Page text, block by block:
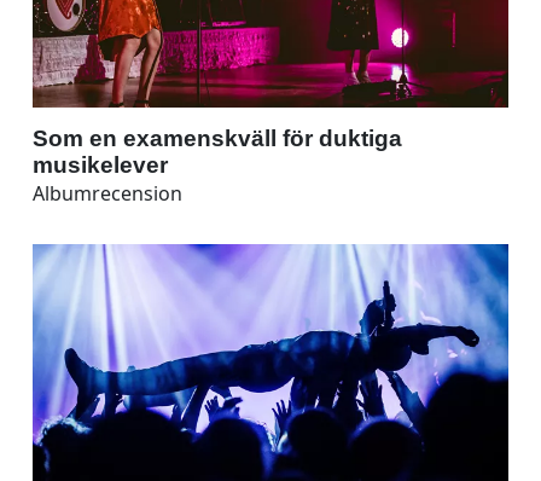
Som en examenskväll för duktiga
musikelever
Albumrecension